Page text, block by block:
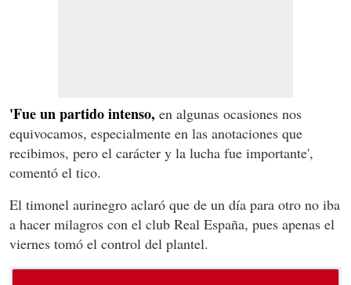
'Fue un partido intenso, en algunas ocasiones nos
equivocamos, especialmente en las anotaciones que
recibimos, pero el carácter y la lucha fue importante',
comentó el tico.
El timonel aurinegro aclaró que de un día para otro no iba
a hacer milagros con el club Real España, pues apenas el
viernes tomó el control del plantel.